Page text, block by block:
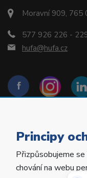
Moravní 909, 765
577 926 226 -
hufa@hufa.cz
Copyright ©
Principy
Přizpůsobujeme se
chování na webu